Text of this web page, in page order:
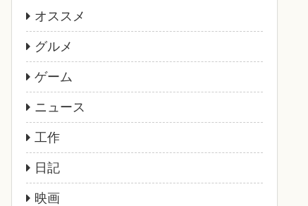
オススメ
グルメ
ゲーム
ニュース
工作
日記
映画